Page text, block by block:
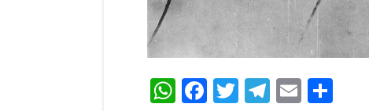
WhatsApp
Facebook
Twitter
Telegram
Email